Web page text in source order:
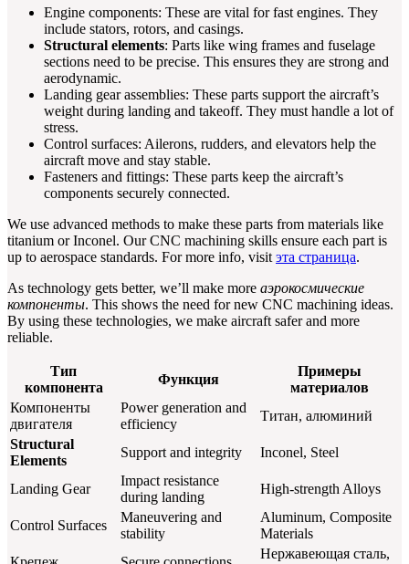
Engine components: These are vital for fast engines. They
include stators, rotors, and casings.
Structural elements: Parts like wing frames and fuselage
sections need to be precise. This ensures they are strong and
aerodynamic.
Landing gear assemblies: These parts support the aircraft’s
weight during landing and takeoff. They must handle a lot of
stress.
Control surfaces: Ailerons, rudders, and elevators help the
aircraft move and stay stable.
Fasteners and fittings: These parts keep the aircraft’s
components securely connected.
We use advanced methods to make these parts from materials like
titanium or Inconel. Our CNC machining skills ensure each part is
up to aerospace standards. For more info, visit эта страница.
As technology gets better, we’ll make more аэрокосмические
компоненты. This shows the need for new CNC machining ideas.
By using these technologies, we make aircraft safer and more
reliable.
Тип
компонента
Функция
Примеры
материалов
Компоненты
двигателя
Power generation and
efficiency
Титан, алюминий
Structural
Elements
Support and integrity Inconel, Steel
Landing Gear
Impact resistance
during landing
High-strength Alloys
Control Surfaces
Maneuvering and
stability
Aluminum, Composite
Materials
Нержавеющая сталь,